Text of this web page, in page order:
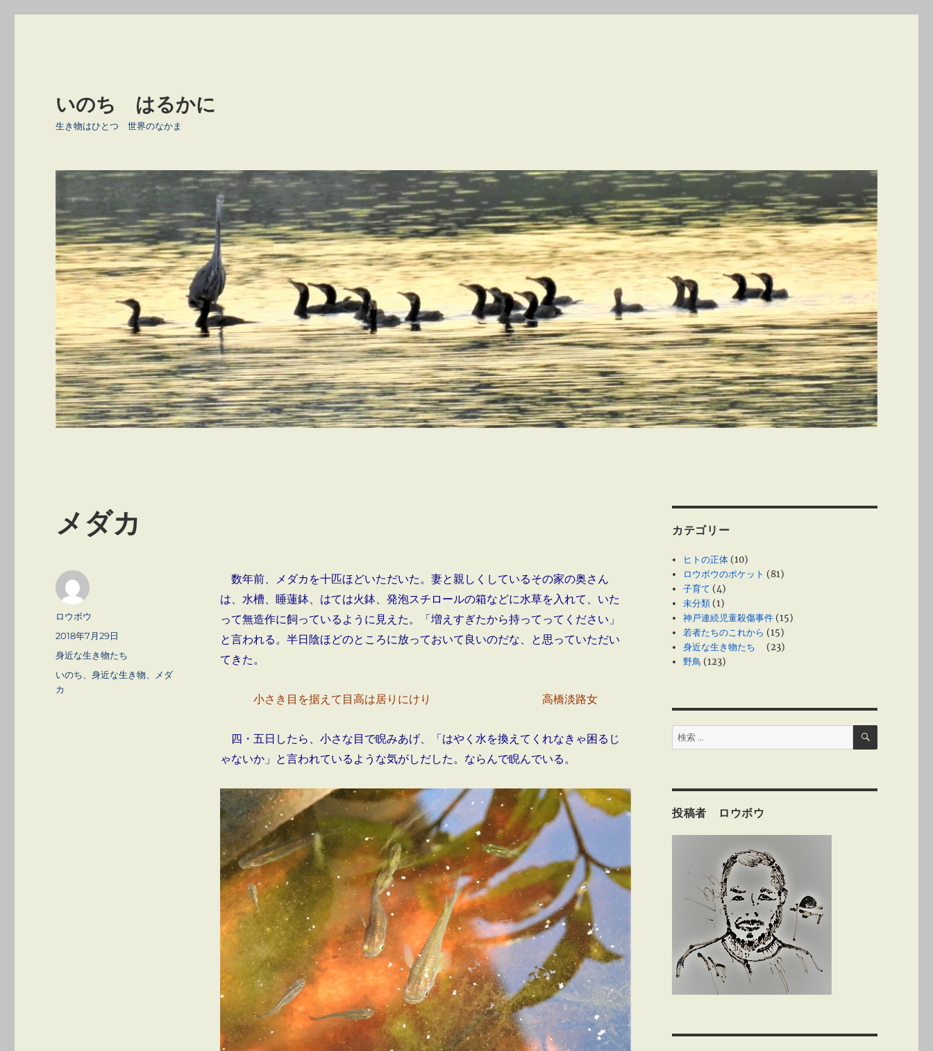
いのち はるかに
生き物はひとつ 世界のなかま
メダカ
数年前、メダカを十匹ほどいただいた。妻と親しくしているその家の奥さん
は、水槽、睡蓮鉢、はては火鉢、発泡スチロールの箱などに水草を入れて、いた
って無造作に飼っているように見えた。「増えすぎたから持ってってください」
と言われる。半日陰ほどのところに放っておいて良いのだな、と思っていただい
てきた。
小さき目を据えて目高は居りにけり 高橋淡路女
四・五日したら、小さな目で睨みあげ、「はやく水を換えてくれなきゃ困るじ
ゃないか」と言われているような気がしだした。ならんで睨んでいる。
投
稿
ロウボウ
投
稿
2018年7月29日
カ
身近な生き物たち
タ
グ
いのち、身近な生き物、メダ
カ
カテゴリー
ヒトの正体 (10)
ロウボウのポケット (81)
子育て (4)
未分類 (1)
神戸連続児童殺傷事件 (15)
若者たちのこれから (15)
身近な生き物たち
(23)
野鳥 (123)
検
索:
検
投稿者 ロウボウ